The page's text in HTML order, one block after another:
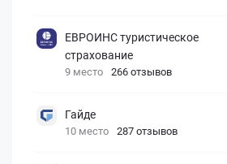
ЕВРОИНС туристическое
страхование
9 место 266 отзывов
Гайде
10 место 287 отзывов